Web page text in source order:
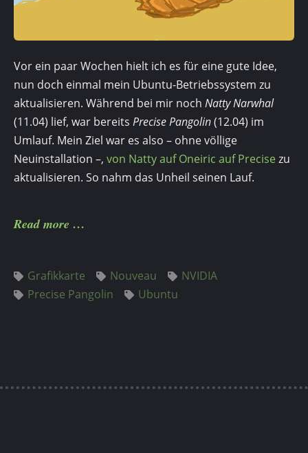
Vor ein paar Wochen hielt ich es für eine gute Idee,
nun doch einmal mein Ubuntu-Betriebs­system zu
aktualisieren. Während bei mir noch Natty Narwhal
(11.04) lief, war bereits Precise Pangolin(12.04) im
Umlauf. Mein Ziel war es also – ohne völlige
Neuinstallation –, von Natty auf Oneiric auf Precise zu
aktualisieren. So nahm das Unheil seinen Lauf.
Read more
Grafikkarte Nouveau
NVIDIA
Precise Pangolin
Ubuntu